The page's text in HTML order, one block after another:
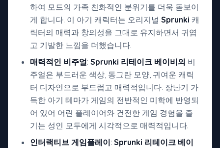
하여 모드의 가족 친화적인 분위기를 더욱 돋보이
게 합니다. 이 아기 캐릭터는 오리지널 Sprunki 캐
릭터의 매력과 창의성을 그대로 유지하면서 귀엽
고 기발한 느낌을 더했습니다.
매력적인 비주얼: Sprunki 리테이크 베이비의 비
주얼은 부드러운 색상, 동그란 모양, 귀여운 캐릭
터 디자인으로 부드럽고 매력적입니다. 장난기 가
득한 아기 테마가 게임의 전반적인 미학에 반영되
어 있어 어린 플레이어와 건전한 게임 경험을 즐
기는 성인 모두에게 시각적으로 매력적입니다.
인터랙티브 게임플레이: Sprunki 리테이크 베이